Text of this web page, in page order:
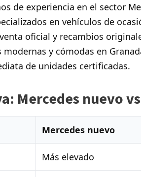
de experiencia en el sector
en vehículos de
oficial y recambios
y cómodas en
de unidades certificadas.
Mercedes nuevo
Mercedes nuevo
Más elevado